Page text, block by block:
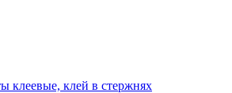
клеевые, клей в стержнях